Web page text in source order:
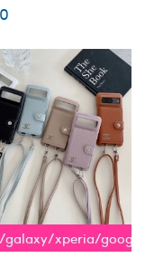
galaxy/xperia/